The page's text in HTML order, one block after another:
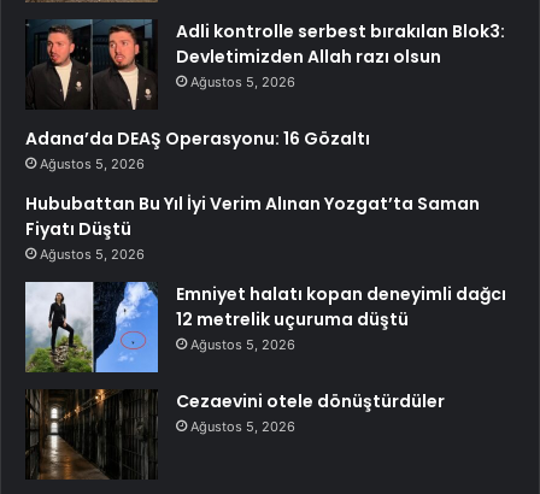
Adli kontrolle serbest bırakılan Blok3:
Devletimizden Allah razı olsun
Ağustos 5, 2026
Adana’da DEAŞ Operasyonu: 16 Gözaltı
Ağustos 5, 2026
Hububattan Bu Yıl İyi Verim Alınan Yozgat’ta Saman
Fiyatı Düştü
Ağustos 5, 2026
Emniyet halatı kopan deneyimli dağcı
12 metrelik uçuruma düştü
Ağustos 5, 2026
Cezaevini otele dönüştürdüler
Ağustos 5, 2026